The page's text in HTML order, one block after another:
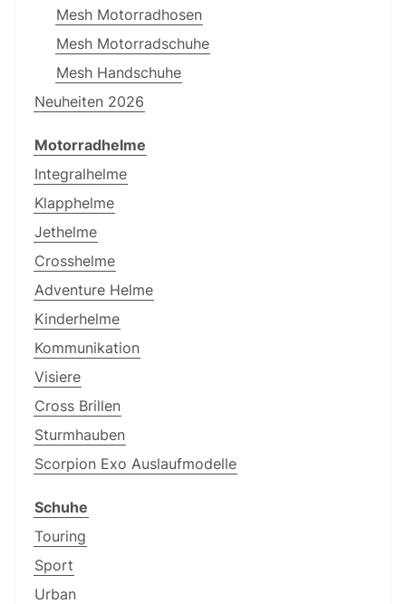
Mesh Motorradhosen
Mesh Motorradschuhe
Mesh Handschuhe
Neuheiten 2026
Motorradhelme
Integralhelme
Klapphelme
Jethelme
Crosshelme
Adventure Helme
Kinderhelme
Kommunikation
Visiere
Cross Brillen
Sturmhauben
Scorpion Exo Auslaufmodelle
Schuhe
Touring
Sport
Urban